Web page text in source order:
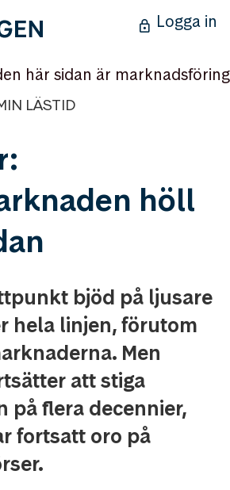
Logga in
här sidan är marknadsföring
LÄSTID
höll
bjöd på ljusare
hela linjen, förutom
Men
att stiga
på flera decennier,
fortsatt oro på